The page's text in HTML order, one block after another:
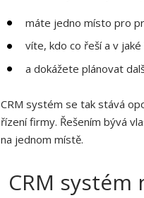
máte jedno místo pro
víte, kdo co řeší a v jaké
a dokážete plánovat
CRM systém se tak stává
řízení firmy. Řešením bývá
na jednom místě.
CRM